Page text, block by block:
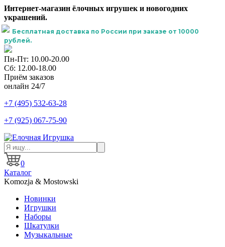
Интернет-магазин ёлочных игрушек и новогодних
украшений.
Бесплатная доставка по России при заказе от 10000
рублей.
Пн-Пт: 10.00-20.00
Сб: 12.00-18.00
Приём заказов
онлайн 24/7
+7 (495) 532-63-28
+7 (925) 067-75-90
0
Каталог
Komozja & Mostowski
Новинки
Игрушки
Наборы
Шкатулки
Музыкальные